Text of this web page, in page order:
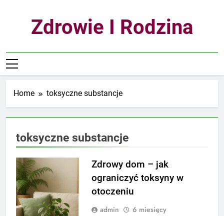
Zdrowie I Rodzina
Home toksyczne substancje
toksyczne substancje
Zdrowy dom – jak
ograniczyć toksyny w
otoczeniu
admin
6 miesięcy